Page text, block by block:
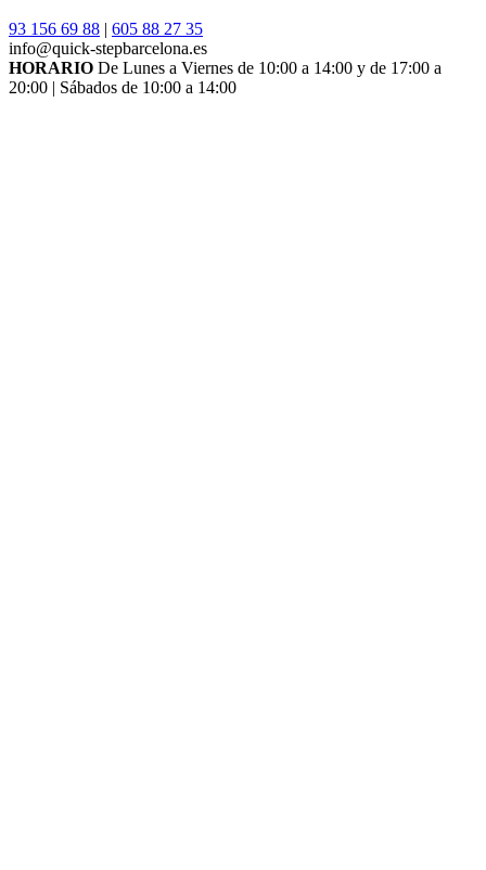
93 156 69 88 | 605 88 27 35
info@quick-stepbarcelona.es
HORARIO De Lunes a Viernes de 10:00 a 14:00 y de 17:00 a
20:00 | Sábados de 10:00 a 14:00